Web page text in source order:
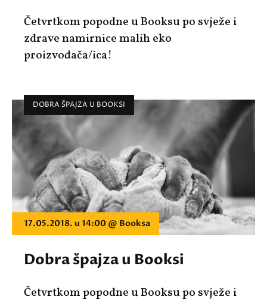
Četvrtkom popodne u Booksu po svježe i
zdrave namirnice malih eko
proizvođača/ica!
DOBRA ŠPAJZA U BOOKSI
17.05.2018. u 14:00 @ Booksa
Dobra špajza u Booksi
Četvrtkom popodne u Booksu po svježe i